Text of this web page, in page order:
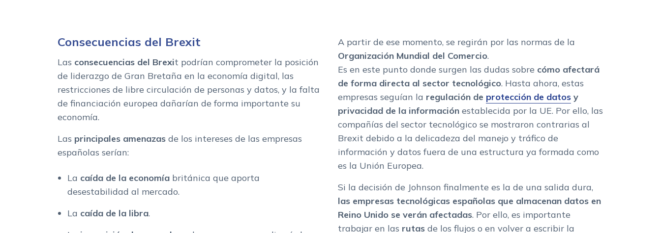
Consecuencias del Brexit
Las consecuencias del Brexit podrían comprometer la posición
de liderazgo de Gran Bretaña en la economía digital, las
restricciones de libre circulación de personas y datos, y la falta
de financiación europea dañarían de forma importante su
economía.
Las principales amenazas de los intereses de las empresas
españolas serían:
La caída de la economía británica que aporta
desestabilidad al mercado.
La caída de la libra.
A partir de ese momento, se regirán por las normas de la
Organización Mundial del Comercio.
Es en este punto donde surgen las dudas sobre cómo afectará
de forma directa al sector tecnológico. Hasta ahora, estas
empresas seguían la regulación de protección de datos y
privacidad de la información establecida por la UE. Por ello, las
compañías del sector tecnológico se mostraron contrarias al
Brexit debido a la delicadeza del manejo y tráfico de
información y datos fuera de una estructura ya formada como
es la Unión Europea.
Si la decisión de Johnson finalmente es la de una salida dura,
las empresas tecnológicas españolas que almacenan datos en
Reino Unido se verán afectadas. Por ello, es importante
trabajar en las rutas de los flujos o en volver a escribir la